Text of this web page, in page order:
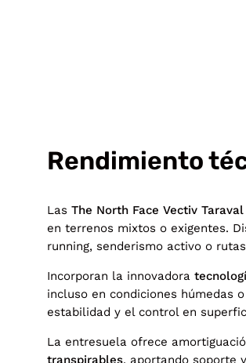
Rendimiento
Las The North Face Vectiv
en terrenos mixtos o exigentes.
running, senderismo activo o
Incorporan la innovadora
incluso en condiciones húmedas
estabilidad y el control en
La entresuela ofrece
transpirables, aportando soporte